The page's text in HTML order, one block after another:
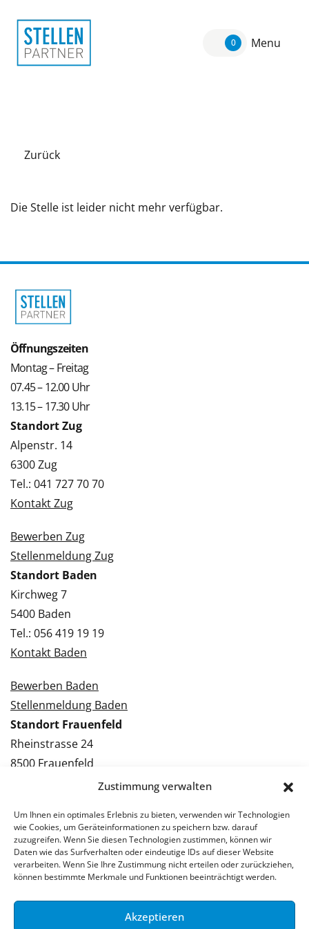
Zustimmung verwalten
Um Ihnen ein optimales Erlebnis zu bieten, verwenden wir Technologien
wie Cookies, um Geräteinformationen zu speichern bzw. darauf
zuzugreifen. Wenn Sie diesen Technologien zustimmen, können wir
Daten wie das Surfverhalten oder eindeutige IDs auf dieser Website
verarbeiten. Wenn Sie Ihre Zustimmung nicht erteilen oder zurückziehen,
können bestimmte Merkmale und Funktionen beeinträchtigt werden.
Akzeptieren
0 Menu
Zurück
Die Stelle ist leider nicht mehr verfügbar.
Öffnungszeiten
Montag – Freitag
07.45 – 12.00 Uhr
13.15 – 17.30 Uhr
Standort Zug
Alpenstr. 14
6300 Zug
Tel.: 041 727 70 70
Kontakt Zug
Bewerben Zug
Stellenmeldung Zug
Standort Baden
Kirchweg 7
5400 Baden
Tel.: 056 419 19 19
Kontakt Baden
Bewerben Baden
Stellenmeldung Baden
Standort Frauenfeld
Rheinstrasse 24
8500 Frauenfeld
Tel.: 052 224 09 09
Bewerben Frauenfeld
Stellenmeldung Frauenfeld
© 2026 Stellenpartner AG